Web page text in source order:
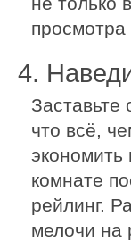
4.
Заставьте
что всё,
комнате
рейлинг.
мелочи на